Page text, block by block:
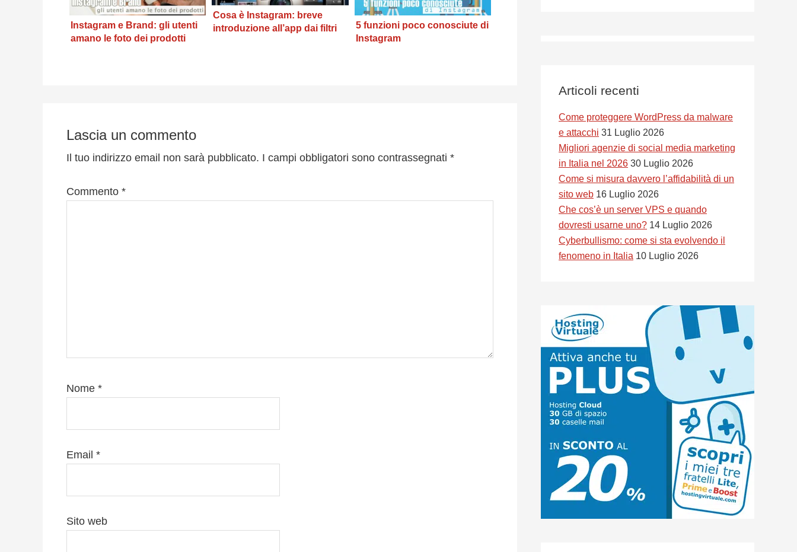
Instagram e Brand: gli utenti
amano le foto dei prodotti
Cosa è Instagram: breve
introduzione all’app dai filtri
5 funzioni poco conosciute di
Instagram
lettore
Lascia un commento
Il tuo indirizzo email non sarà pubblicato. I campi obbligatori sono contrassegnati *
Commento *
Nome *
Email *
Sito web
Articoli recenti
Come proteggere WordPress da malware
e attacchi 31 Luglio 2026
Migliori agenzie di social media marketing
in Italia nel 2026 30 Luglio 2026
Come si misura davvero l’affidabilità di un
sito web 16 Luglio 2026
Che cos’è un server VPS e quando
dovresti usarne uno? 14 Luglio 2026
Cyberbullismo: come si sta evolvendo il
fenomeno in Italia 10 Luglio 2026